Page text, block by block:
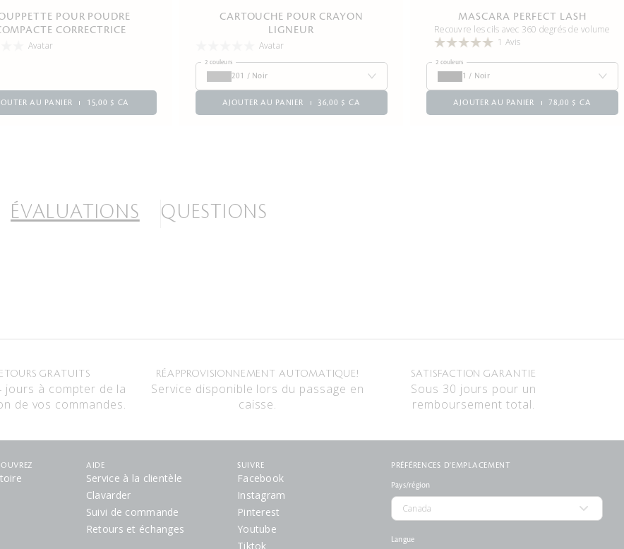
POUR POUDRE
CORRECTRICE
Avatar
AU PANIER 15,00 $ CA
CARTOUCHE POUR CRAYON
LIGNEUR
Avatar
2 couleurs
201 / Noir
AJOUTER AU PANIER 36,00 $ CA
MASCARA PERFECT LASH
Recouvre les cils avec 360 degrés de volume
1 Avis
2 couleurs
1 / Noir
AJOUTER AU PANIER 78,00 $ CA
ÉVALUATIONS QUESTIONS
GRATUITS
jours à compter de la
de vos commandes.
RÉAPPROVISIONNEMENT AUTOMATIQUE!
Service disponible lors du passage en
caisse.
SATISFACTION GARANTIE
Sous 30 jours pour un
remboursement total.
AIDE
Service à la clientèle
Clavarder
Suivi de commande
Retours et échanges
SUIVRE
Facebook
Instagram
Pinterest
Youtube
Tiktok
PRÉFÉRENCES D'EMPLACEMENT
Pays/région
Langue